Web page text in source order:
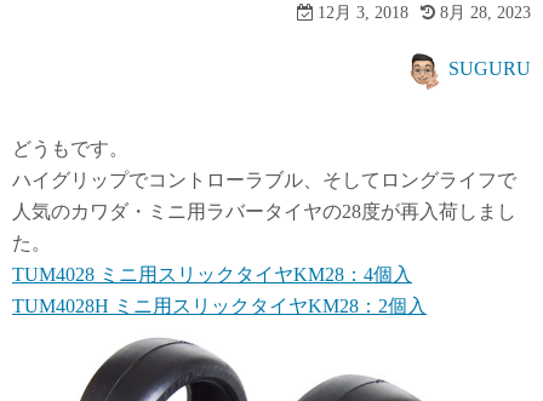
12月 3, 2018 8月 28, 2023
SUGURU
どうもです。
ハイグリップでコントローラブル、そしてロングライフで
人気のカワダ・ミニ用ラバータイヤの28度が再入荷しまし
た。
TUM4028 ミニ用スリックタイヤKM28：4個入
TUM4028H ミニ用スリックタイヤKM28：2個入